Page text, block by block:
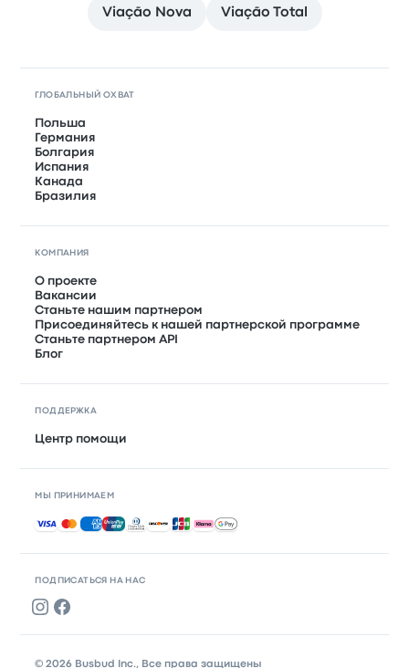
Viação Nova Viação Total
ПОДПИСАТЬСЯ НА НАС
ГЛОБАЛЬНЫЙ ОХВАТ
Польша
Германия
Болгария
Испания
Канада
Бразилия
КОМПАНИЯ
О проекте
Вакансии
Станьте нашим партнером
Присоединяйтесь к нашей партнерской программе
Станьте партнером API
Блог
ПОДДЕРЖКА
Центр помощи
МЫ ПРИНИМАЕМ
Принимаемые способы оплаты
© 2026 Busbud Inc., Все права защищены